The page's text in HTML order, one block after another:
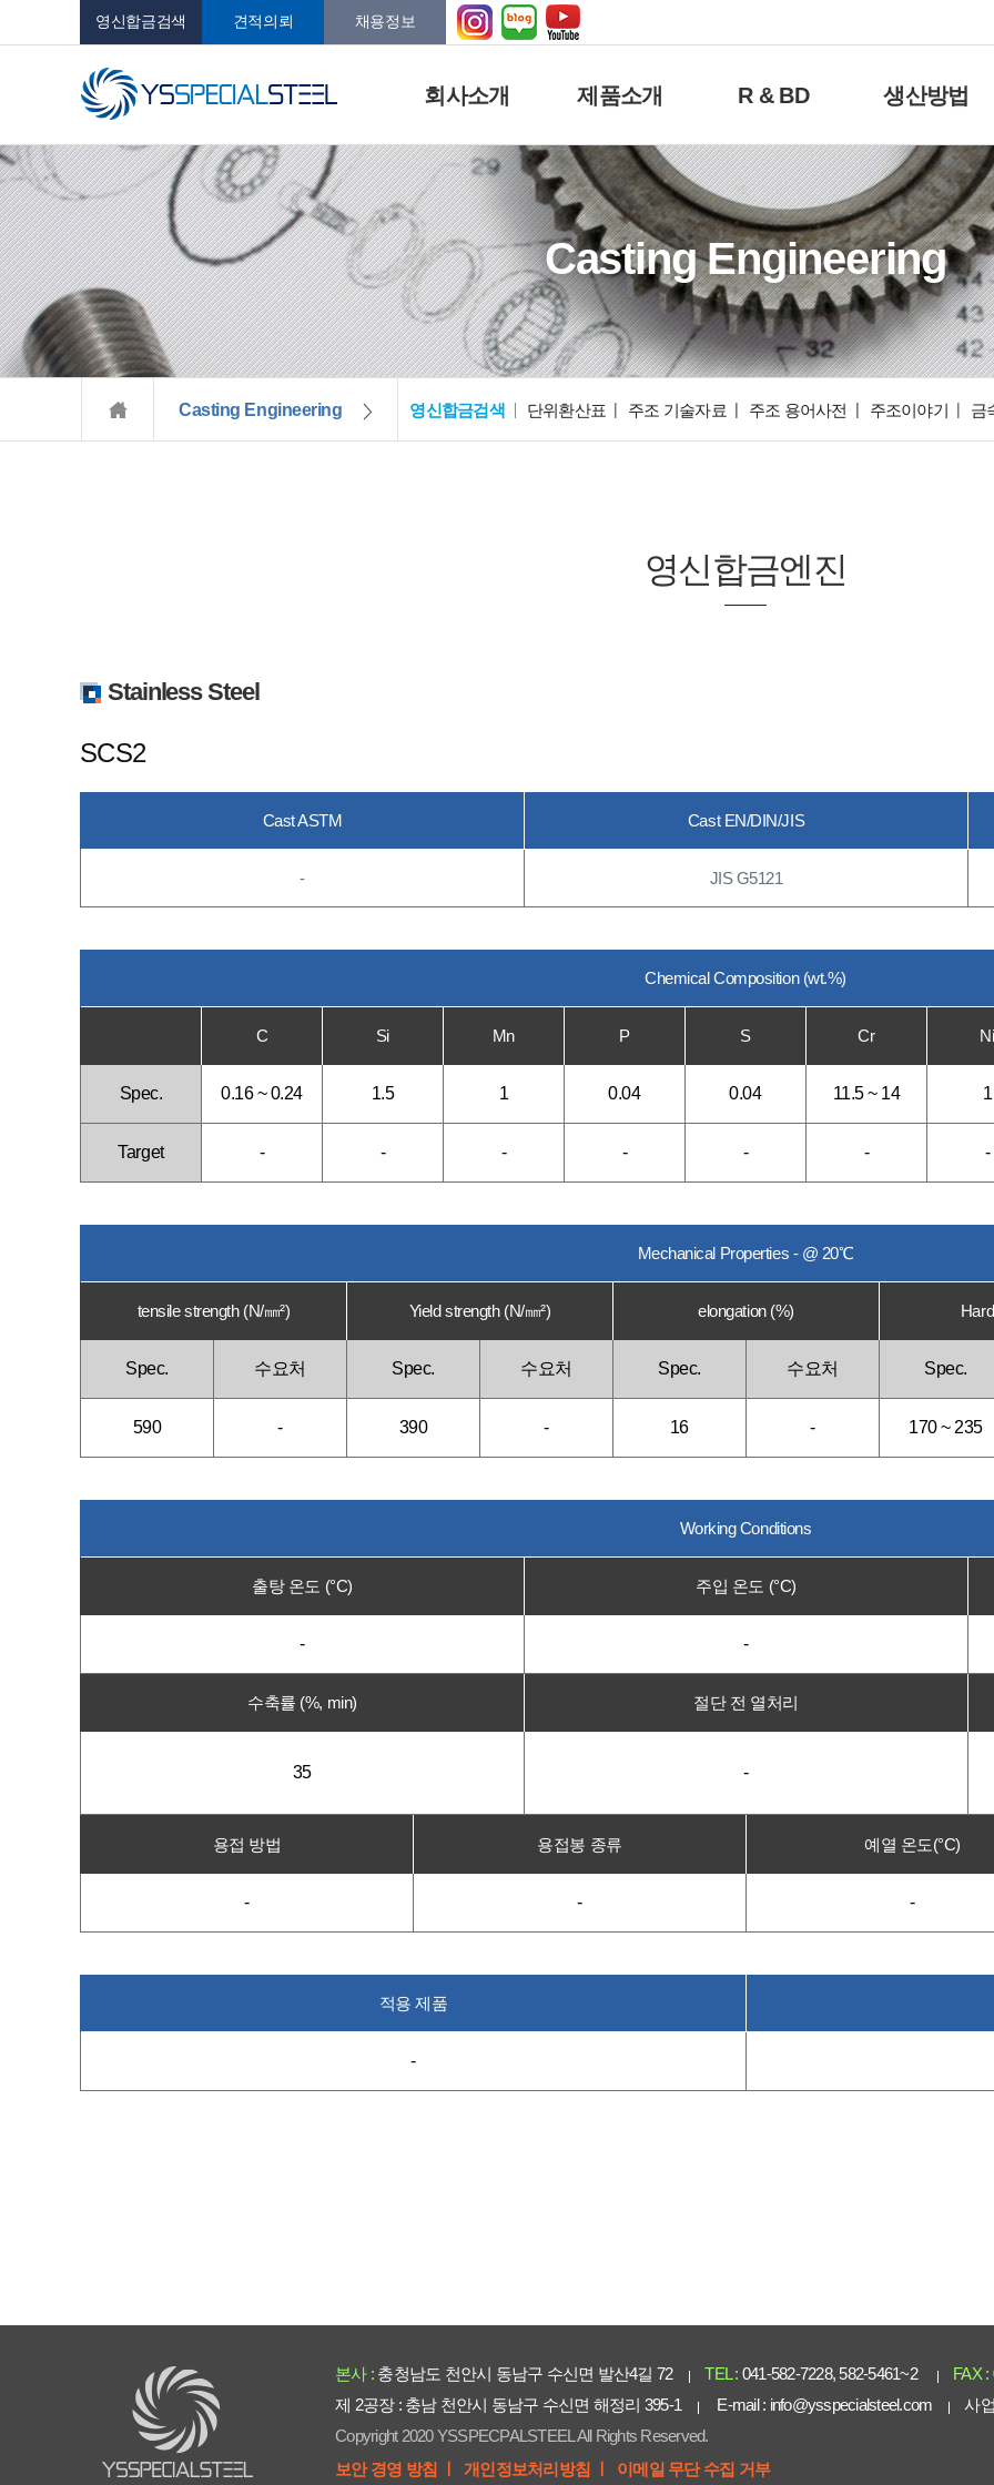
영신합금검색 견적의뢰 채용정보
회사소개 제품소개 R & BD 생산방법
Casting Engineering
Casting Engineering 영신합금검색 단위환산표 주조 기술자료 주조 용어사전 주조이야기 금
영신합금엔진
Stainless Steel
SCS2
Cast ASTM Cast EN/DIN/JIS
- JIS G5121
Chemical Composition (wt.%)
C Si Mn P S Cr Ni
Spec. 0.16 ~ 0.24 1.5 1 0.04 0.04 11.5 ~ 14 1
Target - - - - - - -
Mechanical Properties - @ 20℃
tensile strength (N/㎜²) Yield strength (N/㎜²) elongation (%)
Spec. 수요처 Spec. 수요처 Spec. 수요처 Spec.
590 - 390 - 16 - 170 ~ 235
Working Conditions
출탕 온도 (°C) 주입 온도 (°C)
- -
수축률 (%, min) 절단 전 열처리
35 -
용접 방법 용접봉 종류 예열 온도(°C)
- - -
적용 제품
-
본사 : 충청남도 천안시 동남구 수신면 발산4길 72 TEL : 041-582-7228, 582-5461~2 FAX :
제 2공장 : 충남 천안시 동남구 수신면 해정리 395-1
E-mail : info@ysspecialsteel.com 사
Copyright 2020 YSSPECPALSTEEL All Rights Reserved.
보안 경영 방침 ㅣ
개인정보처리방침 ㅣ 이메일 무단 수집 거부